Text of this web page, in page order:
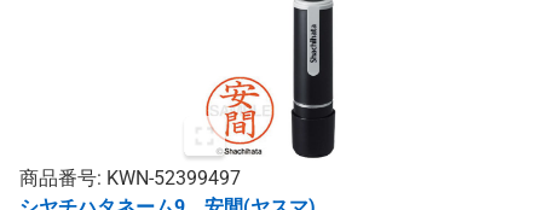
商品番号: KWN-52399497